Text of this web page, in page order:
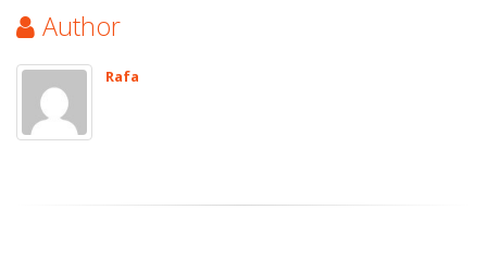
Author
Rafa